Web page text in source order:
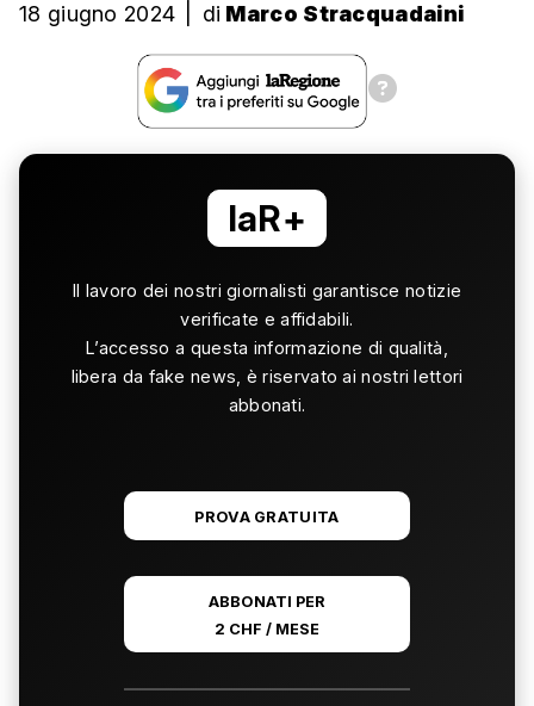
18 giugno 2024 di Marco Stracquadaini
laR+
Il lavoro dei nostri giornalisti garantisce notizie
verificate e affidabili.
L’accesso a questa informazione di qualità,
libera da fake news, è riservato ai nostri lettori
abbonati.
PROVA GRATUITA
ABBONATI PER
2 CHF / MESE